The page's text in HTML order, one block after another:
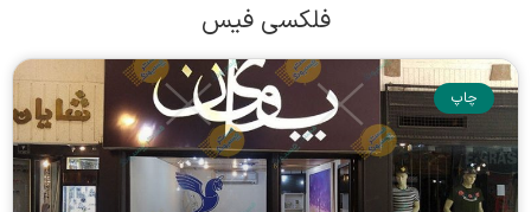
فلکسی فیس
چاپ